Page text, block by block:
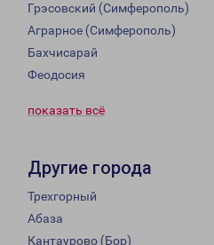
Грэсовский (Симферополь)
Аграрное (Симферополь)
Бахчисарай
Феодосия
показать всё
Другие города
Трехгорный
Абаза
Кантаурово (Бор)